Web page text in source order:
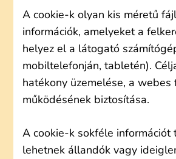
A cookie-k olyan kis méretű
információk, amelyeket a
helyez el a látogató
mobiltelefonján, tabletén).
hatékony üzemelése, a webes
működésének biztosítása.
A cookie-k sokféle információt
lehetnek állandók vagy